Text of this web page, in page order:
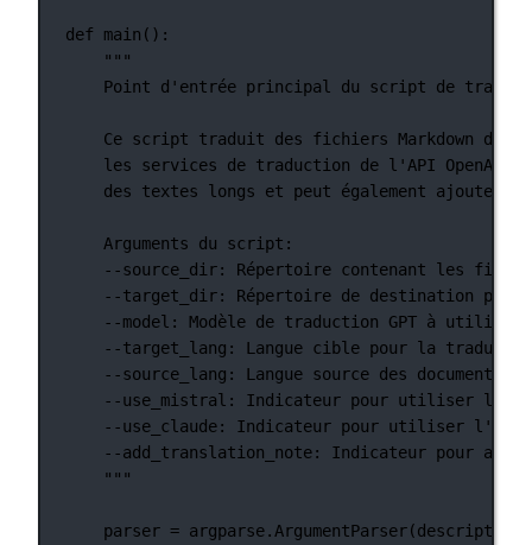
def main ():
"""
Point d'entrée principal du script de
Ce script traduit des fichiers Markdown
les services de traduction de l'API OpenAI,
des textes longs et peut également ajouter
Arguments du script:
--source_dir: Répertoire contenant les
--target_dir: Répertoire de destination
--model: Modèle de traduction GPT à utiliser.
--target_lang: Langue cible pour la
--source_lang: Langue source des documents.
--use_mistral: Indicateur pour utiliser
--use_claude: Indicateur pour utiliser l'API
--add_translation_note: Indicateur pour
"""
parser = argparse.ArgumentParser(description